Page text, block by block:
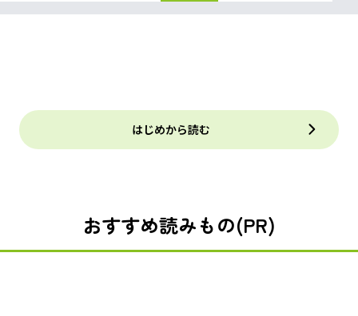
はじめから読む
おすすめ読みもの(PR)